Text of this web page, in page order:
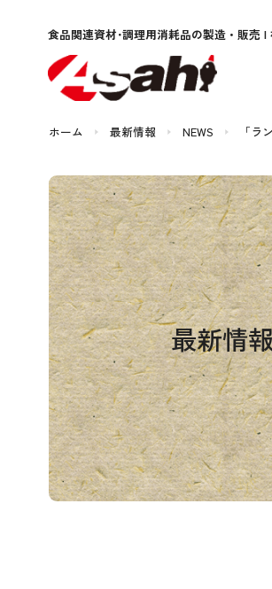
食品関連資材･調理用消耗品の製造・販売 |
ホーム 最新情報 NEWS 「ラ
最新情